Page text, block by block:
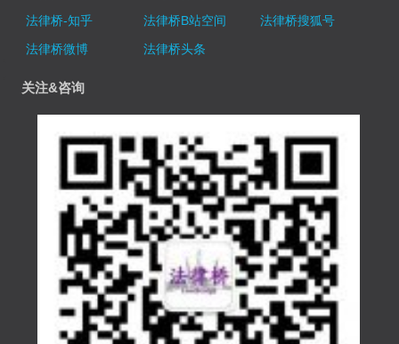
法律桥-知乎
法律桥B站空间
法律桥搜狐号
法律桥微博
法律桥头条
关注&咨询